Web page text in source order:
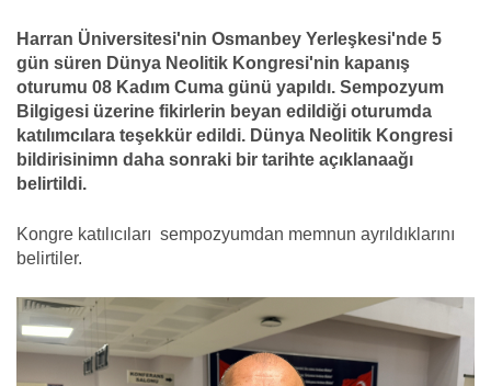
Harran Üniversitesi'nin Osmanbey Yerleşkesi'nde 5
gün süren Dünya Neolitik Kongresi'nin kapanış
oturumu 08 Kadım Cuma günü yapıldı. Sempozyum
Bilgigesi üzerine fikirlerin beyan edildiği oturumda
katılımcılara teşekkür edildi. Dünya Neolitik Kongresi
bildirisinimn daha sonraki bir tarihte açıklanaağı
belirtildi.
Kongre katılıcıları sempozyumdan memnun ayrıldıklarını
belirtiler.